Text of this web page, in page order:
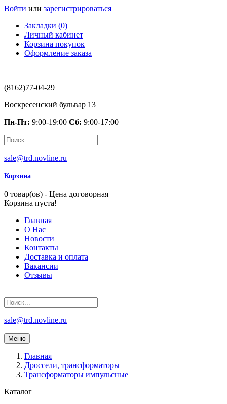
Войти или зарегистрироваться
Закладки (0)
Личный кабинет
Корзина покупок
Оформление заказа
(8162)77-04-29
Воскресенский бульвар 13
Пн-Пт: 9:00-19:00 Сб: 9:00-17:00
sale@trd.novline.ru
Корзина
0 товар(ов) - Цена договорная
Корзина пуста!
Главная
О Нас
Новости
Контакты
Доставка и оплата
Вакансии
Отзывы
sale@trd.novline.ru
Меню
Главная
Дроссели, трансформаторы
Трансформаторы импульсные
Каталог